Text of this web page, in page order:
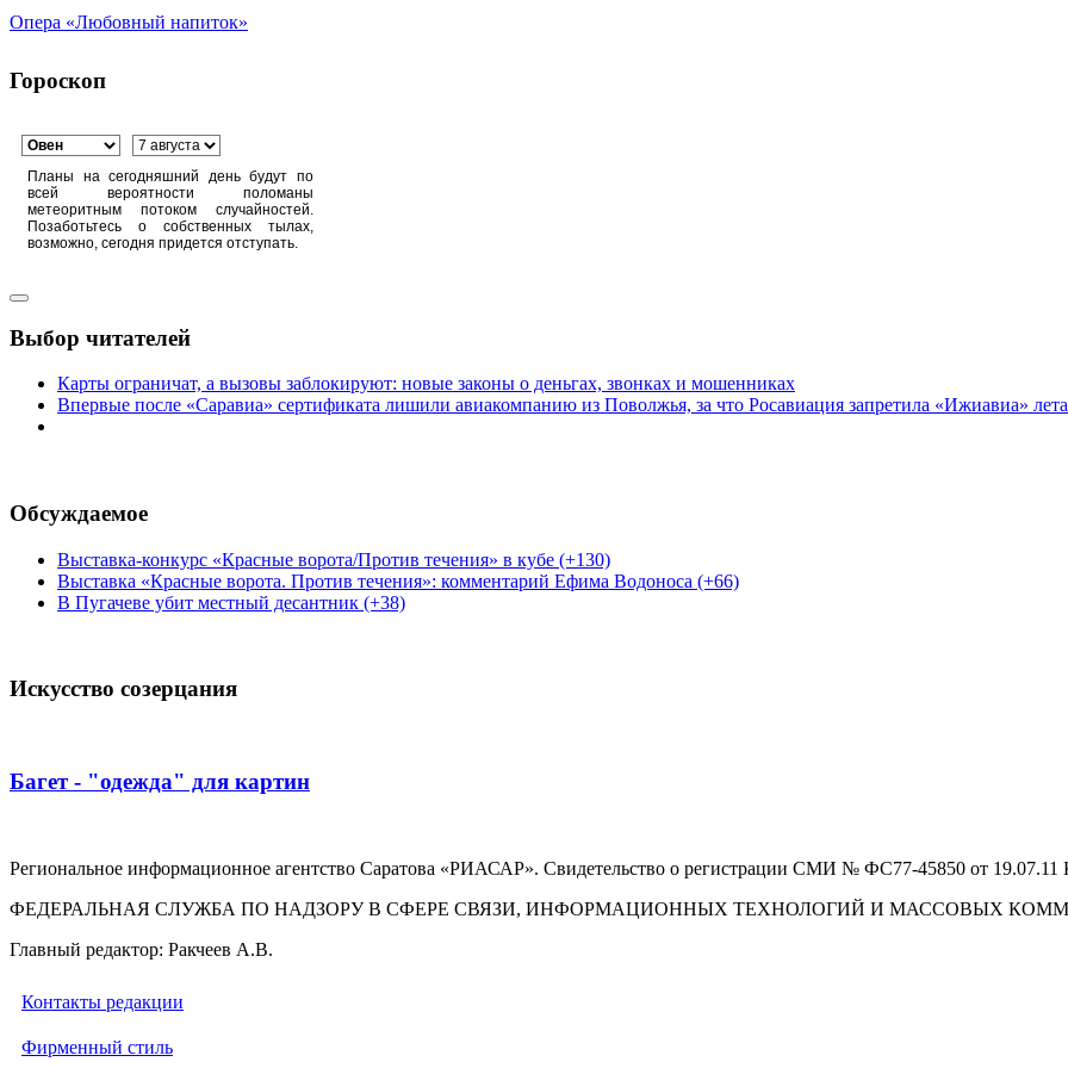
Опера «Любовный напиток»
Гороскоп
Планы на сегодняшний день будут по
всей вероятности поломаны
метеоритным потоком случайностей.
Позаботьтесь о собственных тылах,
возможно, сегодня придется отступать.
Выбор читателей
Карты ограничат, а вызовы заблокируют: новые законы о деньгах, звонках и мошенниках
Впервые после «Саравиа» сертификата лишили авиакомпанию из Поволжья, за что Росавиация запретила «Ижиавиа»
Обсуждаемое
Выставка-конкурс «Красные ворота/Против течения» в кубе (+130)
Выставка «Красные ворота. Против течения»: комментарий Ефима Водоноса (+66)
В Пугачеве убит местный десантник (+38)
Искусство созерцания
Багет - "одежда" для картин
Региональное информационное агентство Саратова «РИАСАР». Свидетельство о регистрации СМИ № ФС77-45850 от
ФЕДЕРАЛЬНАЯ СЛУЖБА ПО НАДЗОРУ В СФЕРЕ СВЯЗИ, ИНФОРМАЦИОННЫХ ТЕХНОЛОГИЙ И МАССОВЫХ
Главный редактор: Ракчеев А.В.
Контакты редакции
Фирменный стиль